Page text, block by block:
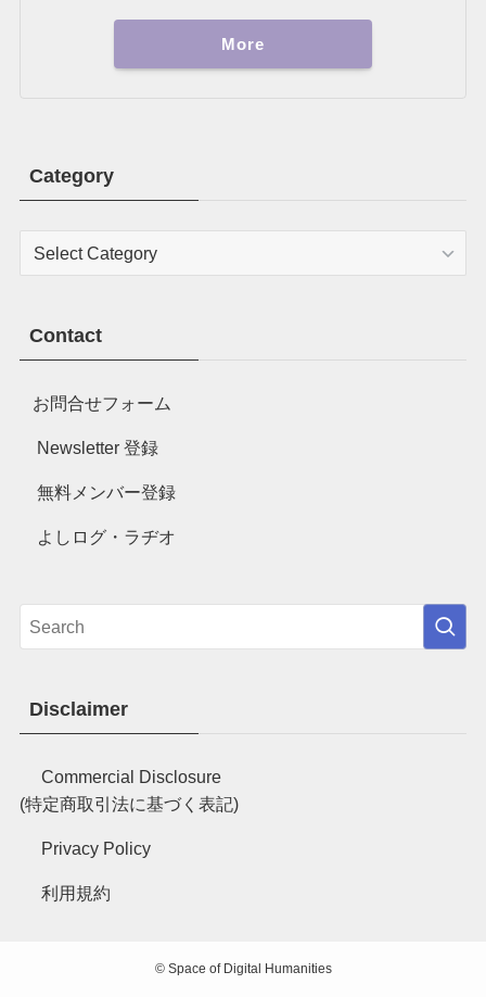
More
Category
Category
Contact
お問合せフォーム
Newsletter 登録
無料メンバー登録
よしログ・ラヂオ
Disclaimer
Commercial Disclosure
(特定商取引法に基づく表記)
Privacy Policy
利用規約
©Space of Digital Humanities